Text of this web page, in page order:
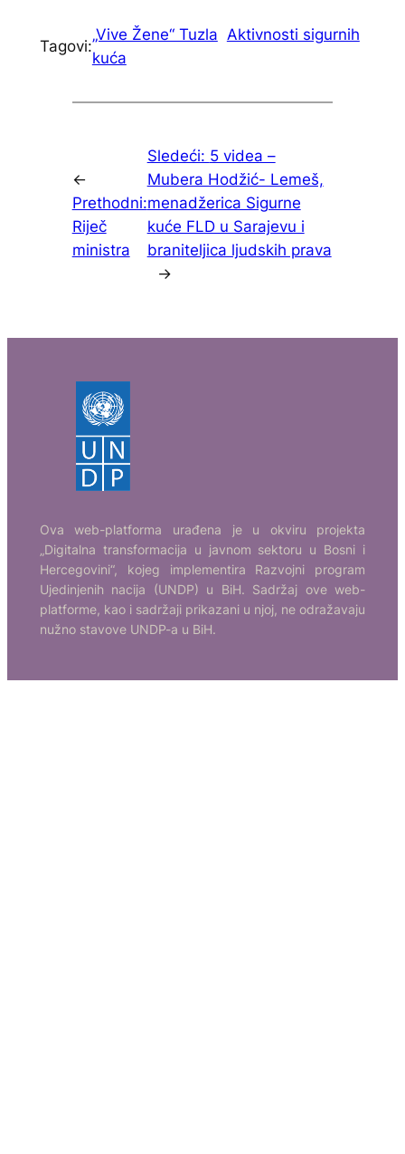
Tagovi:
„Vive Žene“ Tuzla Aktivnosti sigurnih
kuća
←
Prethodni:
Riječ
ministra
Sledeći: 5 videa –
Mubera Hodžić- Lemeš,
menadžerica Sigurne
kuće FLD u Sarajevu i
braniteljica ljudskih prava
→
Ova web-platforma urađena je u okviru projekta
„Digitalna transformacija u javnom sektoru u Bosni i
Hercegovini“, kojeg implementira Razvojni program
Ujedinjenih nacija (UNDP) u BiH. Sadržaj ove web-
platforme, kao i sadržaji prikazani u njoj, ne odražavaju
nužno stavove UNDP-a u BiH.